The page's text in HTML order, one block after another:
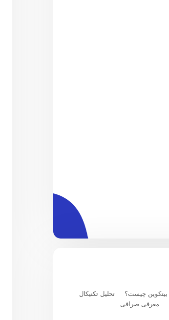
بیتکوین چیست؟
تحلیل تکنیکال
معرفی صرافی